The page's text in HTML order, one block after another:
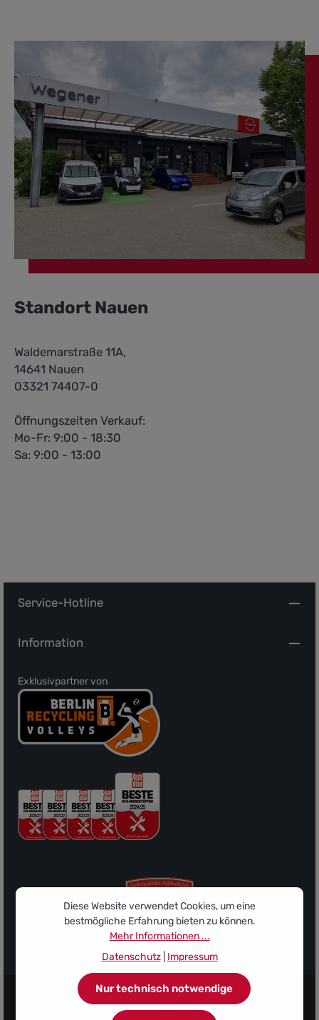
Standort Nauen
Waldemarstraße 11A,
14641 Nauen
03321 74407-0
Öffnungszeiten Verkauf:
Mo-Fr: 9:00 - 18:30
Sa: 9:00 - 13:00
Service-Hotline
Information
Exklusivpartner von
Sponsor des Ludwigsfelder FC
Diese Website verwendet Cookies, um eine
bestmögliche Erfahrung bieten zu können.
Mehr Informationen ...
Datenschutz| Impressum
Nur technisch notwendige